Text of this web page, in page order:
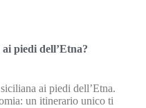
piedi dell’Etna?
ai piedi dell’Etna.
un itinerario unico ti